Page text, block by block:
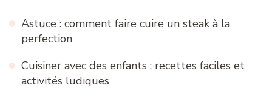
Astuce : comment faire cuire un steak à la
perfection
Cuisiner avec des enfants : recettes faciles et
activités ludiques